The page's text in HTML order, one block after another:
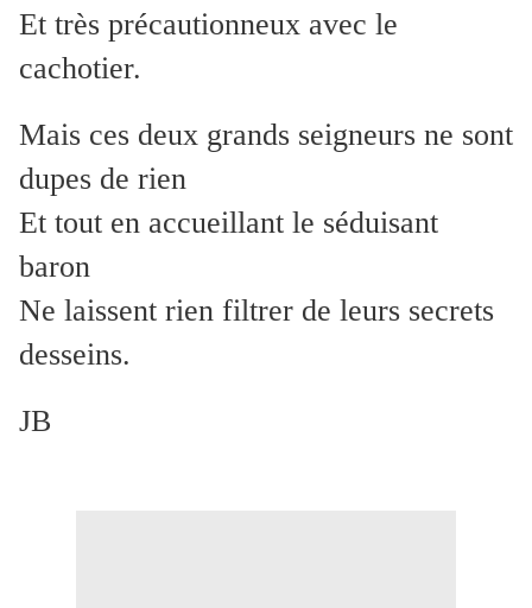
Et très précautionneux avec le
cachotier.
Mais ces deux grands seigneurs ne sont
dupes de rien
Et tout en accueillant le séduisant
baron
Ne laissent rien filtrer de leurs secrets
desseins.
JB